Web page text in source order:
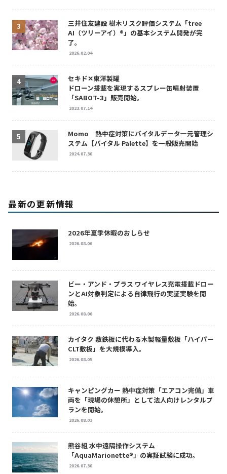
三井住友建設 樹木リスク評価システム「tree
AI（ツリーアイ）®」の基本システム開発が完
了。
2026.02.04
セキド✕東洋製罐
ドローン搭載を実現するスプレー缶噴射装置
「SABOT-3」販売開始。
2023.07.14
Momo 熱中症対策にバイタルデータ一元管理シ
ステム【バイタル Palette】を一般販売開始
2024.07.30
最新の更新情報
2026年夏季休暇のおしらせ
2026.08.06
ビー・アンド・プラス ワイヤレス充電搭載ドロー
ンとAI対象判定による自律飛行の実証実験を開
始。
2026.08.06
カイタク 敷鉄板に代わる木製軽量敷板「ハイパー
CLT敷板」を大規模導入。
2026.08.05
キャンピングカー 熱中症対策「エアコン完備」車
両を「現場の休憩所」として法人向けレンタルプ
ランを開始。
2026.08.03
熊谷組 水中遠隔操作システム
「AquaMarionette®」の実証試験に成功。
2026.07.30